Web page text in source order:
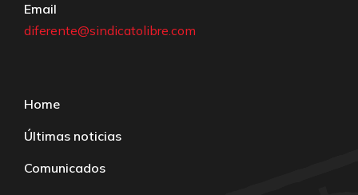
Email
diferente@sindicatolibre.com
Home
Últimas noticias
Comunicados